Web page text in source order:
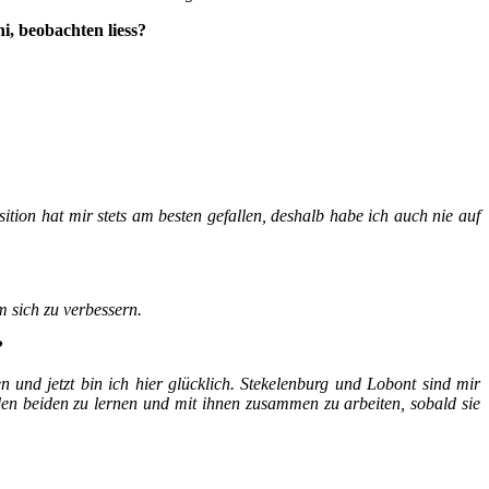
beobachten liess?
hat mir stets am besten gefallen, deshalb habe ich auch nie auf
sich zu verbessern.
und jetzt bin ich hier glücklich. Stekelenburg und Lobont sind mir
beiden zu lernen und mit ihnen zusammen zu arbeiten, sobald sie